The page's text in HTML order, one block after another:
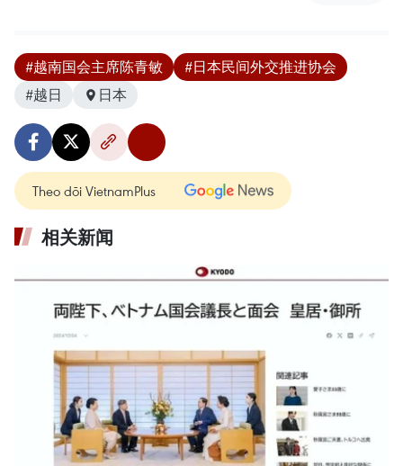
#越南国会主席陈青敏
#日本民间外交推进协会
#越日
日本
Theo dõi VietnamPlus
相关新闻